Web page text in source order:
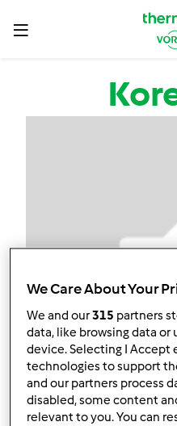
We Care About Your
We and our315 partners
data, like browsing data
device. Selecting I Accept
technologies to support
and our partners process
disabled, some content
relevant to you. You can